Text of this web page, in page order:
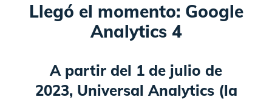
Llegó el momento: Google
Analytics 4
A partir del 1 de julio de
2023, Universal Analytics (la